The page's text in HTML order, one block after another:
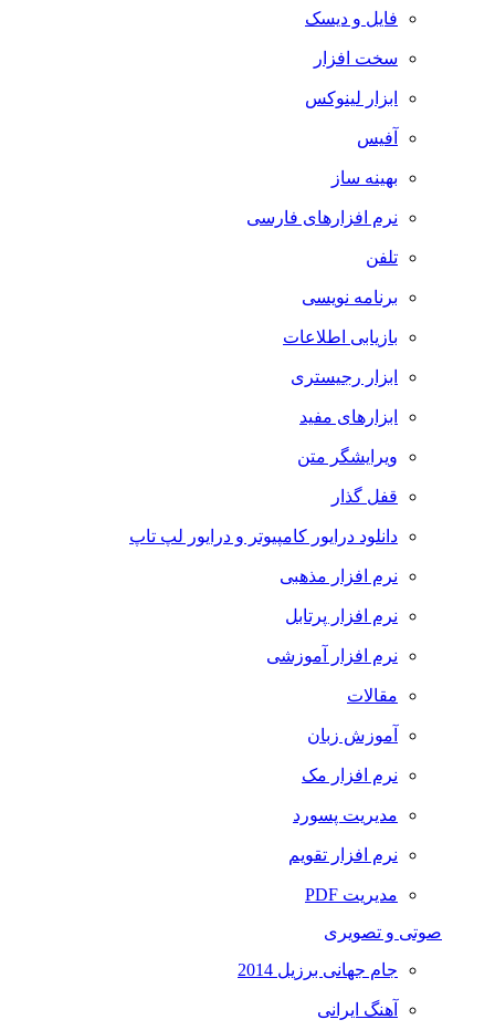
فایل و دیسک
سخت افزار
ابزار لینوکس
آفیس
بهینه ساز
نرم افزارهای فارسی
تلفن
برنامه نویسی
بازیابی اطلاعات
ابزار رجیستری
ابزارهای مفید
ویرایشگر متن
قفل گذار
دانلود درایور کامپیوتر و درایور لپ تاپ
نرم افزار مذهبی
نرم افزار پرتابل
نرم افزار آموزشی
مقالات
آموزش زبان
نرم افزار مک
مدیریت پسورد
نرم افزار تقویم
مدیریت PDF
صوتی و تصویری
جام جهانی برزیل 2014
آهنگ ایرانی